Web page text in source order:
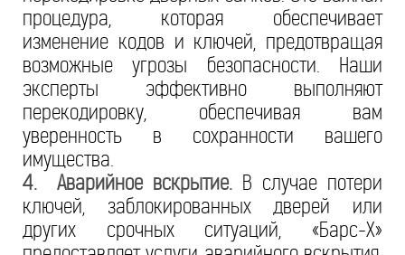
процедура, которая обеспечивает
изменение кодов и ключей, предотвращая
возможные угрозы безопасности. Наши
эксперты эффективно выполняют
перекодировку, обеспечивая вам
уверенность в сохранности вашего
имущества.
4. Аварийное вскрытие. В случае потери
ключей, заблокированных дверей или
других срочных ситуаций, «Барс-Х»